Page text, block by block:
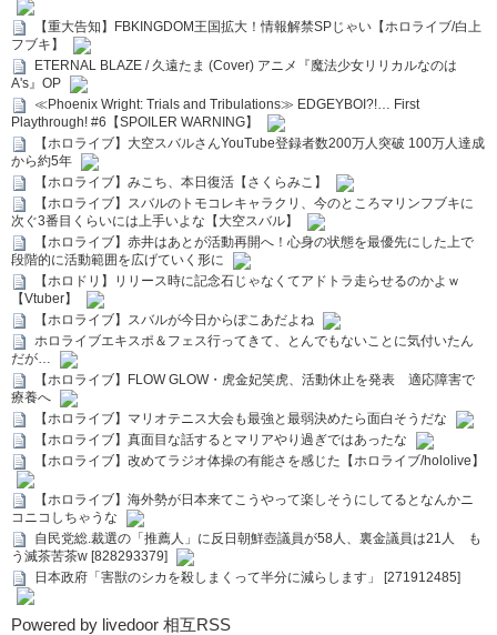
【重大告知】FBKINGDOM王国拡大！情報解禁SPじゃい【ホロライブ/白上
フブキ】
ETERNAL BLAZE / 久遠たま (Cover) アニメ『魔法少女リリカルなのは
A's』OP
≪Phoenix Wright: Trials and Tribulations≫ EDGEYBOI?!… First
Playthrough! #6【SPOILER WARNING】
【ホロライブ】大空スバルさんYouTube登録者数200万人突破 100万人達成
から約5年
【ホロライブ】みこち、本日復活【さくらみこ】
【ホロライブ】スバルのトモコレキャラクリ、今のところマリンフブキに
次ぐ3番目くらいには上手いよな【大空スバル】
【ホロライブ】赤井はあとが活動再開へ！心身の状態を最優先にした上で
段階的に活動範囲を広げていく形に
【ホロドリ】リリース時に記念石じゃなくてアドトラ走らせるのかよｗ
【Vtuber】
【ホロライブ】スバルが今日からぽこあだよね
ホロライブエキスポ＆フェス行ってきて、とんでもないことに気付いたん
だが…
【ホロライブ】FLOW GLOW・虎金妃笑虎、活動休止を発表 適応障害で
療養へ
【ホロライブ】マリオテニス大会も最強と最弱決めたら面白そうだな
【ホロライブ】真面目な話するとマリアやり過ぎではあったな
【ホロライブ】改めてラジオ体操の有能さを感じた【ホロライブ/hololive】
【ホロライブ】海外勢が日本来てこうやって楽しそうにしてるとなんかニ
コニコしちゃうな
自民党総.裁選の「推薦人」に反日朝鮮壺議員が58人、裏金議員は21人 も
う滅茶苦茶w [828293379]
日本政府「害獣のシカを殺しまくって半分に減らします」 [271912485]
Powered by livedoor 相互RSS